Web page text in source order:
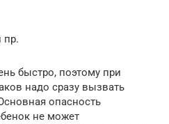
пр.
быстро, поэтому при
надо сразу вызвать
опасность
не может